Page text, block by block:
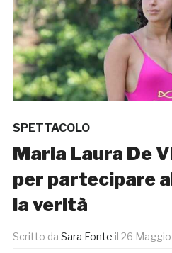
SPETTACOLO
Maria Laura De
per partecipare
la verità
Scritto da Sara Fonte il 26